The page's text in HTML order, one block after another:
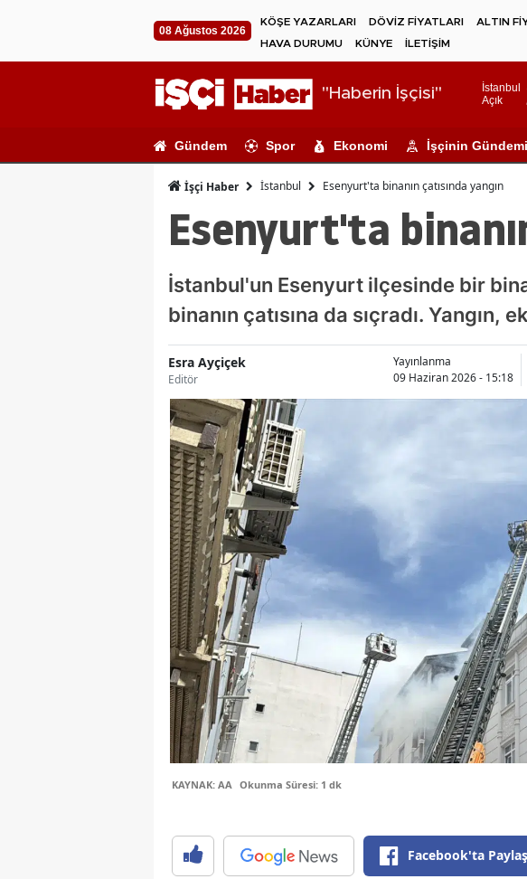
08 Ağustos 2026
KÖŞE YAZARLARI DÖVİZ FİYATLARI ALTIN
HAVA DURUMU
KÜNYE İLETİŞİM
"Haberin İşçisi"
İstanbul
Açık
Ağrı
Bolu
Elazığ
Gündem Spor Ekonomi İşçinin Gündemi
İşçi Haber İstanbul Esenyurt'ta binanın çatısında yangın
Esenyurt'ta
İstanbul'un Esenyurt ilçesinde bir
binanın çatısına da sıçradı. Yangın,
Esra Ayçiçek
Editör
Yayınlanma
09 Haziran 2026 - 15:18
KAYNAK: AA Okunma Süresi: 1 dk
Facebook'ta Paylaş